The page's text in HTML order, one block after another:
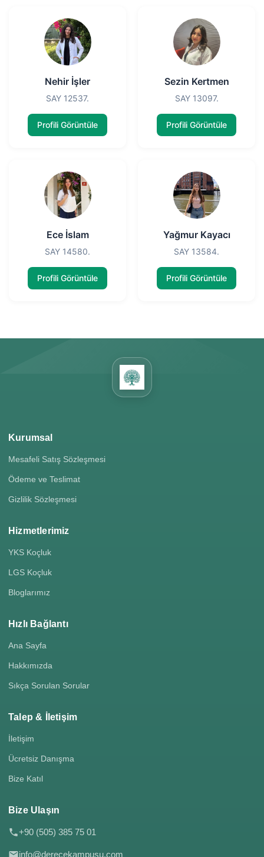
Nehir İşler
SAY 12537.
Profili Görüntüle
Sezin Kertmen
SAY 13097.
Profili Görüntüle
Ece İslam
SAY 14580.
Profili Görüntüle
Yağmur Kayacı
SAY 13584.
Profili Görüntüle
Kurumsal
Mesafeli Satış Sözleşmesi
Ödeme ve Teslimat
Gizlilik Sözleşmesi
Hizmetlerimiz
YKS Koçluk
LGS Koçluk
Bloglarımız
Hızlı Bağlantı
Ana Sayfa
Hakkımızda
Sıkça Sorulan Sorular
Talep & İletişim
İletişim
Ücretsiz Danışma
Bize Katıl
Bize Ulaşın
+90 (505) 385 75 01
info@derecekampusu.com